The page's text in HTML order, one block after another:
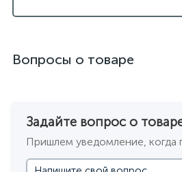
Вопросы о товаре
Задайте вопрос о
Пришлем уведомление, когда